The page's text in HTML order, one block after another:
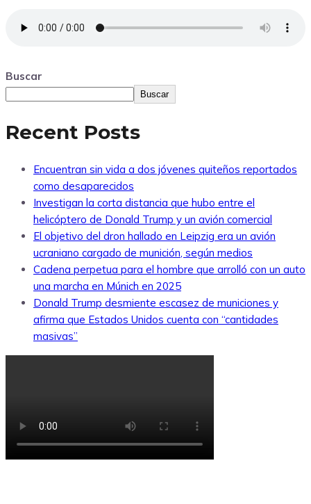
Buscar
Buscar
Recent Posts
Encuentran sin vida a dos jóvenes quiteños reportados
como desaparecidos
Investigan la corta distancia que hubo entre el
helicóptero de Donald Trump y un avión comercial
El objetivo del dron hallado en Leipzig era un avión
ucraniano cargado de munición, según medios
Cadena perpetua para el hombre que arrolló con un auto
una marcha en Múnich en 2025
Donald Trump desmiente escasez de municiones y
afirma que Estados Unidos cuenta con “cantidades
masivas”